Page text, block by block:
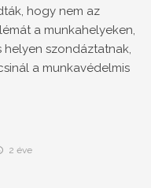
hogy nem az
a munkahelyeken,
helyen szondáztatnak,
a munkavédelmis
2 éve